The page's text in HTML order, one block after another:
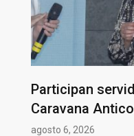
Participan
Caravana
agosto 6, 2026